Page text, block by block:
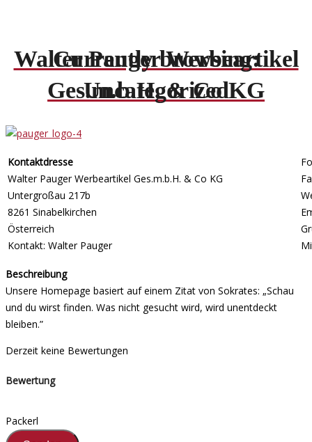
Currently browsing:
Uncategorized
Walter Pauger Werbeartikel
Ges.m.b.H. & Co KG
Kontaktdresse
Walter Pauger Werbeartikel Ges.m.b.H. & Co KG
Untergroßau 217b
8261 Sinabelkirchen
Österreich
Kontakt: Walter Pauger
Beschreibung
Unsere Homepage basiert auf einem Zitat von Sokrates: „Schau
und du wirst finden. Was nicht gesucht wird, wird unentdeckt
bleiben.”
Derzeit keine Bewertungen
Bewertung
Packerl